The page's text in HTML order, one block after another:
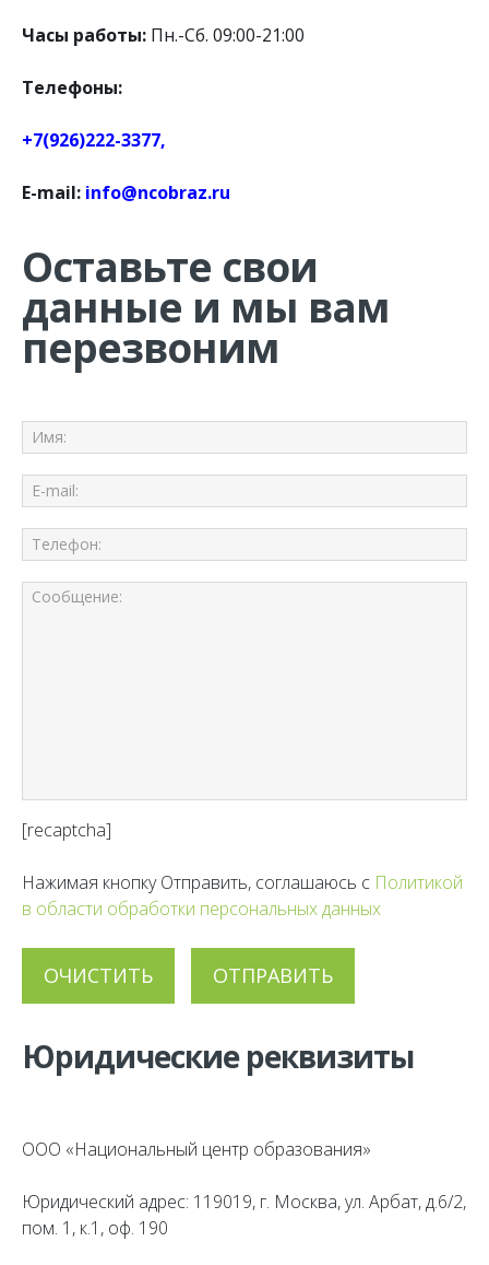
Часы работы: Пн.-Сб. 09:00-21:00
Телефоны:
+7(926)222-3377,
E-mail: info@ncobraz.ru
Оставьте свои
данные и мы вам
перезвоним
[recaptcha]
Нажимая кнопку Отправить, соглашаюсь с Политикой
в области обработки персональных данных
Юридические реквизиты
ООО «Национальный центр образования»
Юридический адрес: 119019, г. Москва, ул. Арбат, д.6/2,
пом. 1, к.1, оф. 190